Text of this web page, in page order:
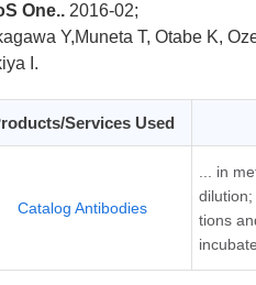
One.. 2016-02;
Y,Muneta T, Otabe K,
I.
Services Used
Catalog Antibodies
... in
dilution;
tions